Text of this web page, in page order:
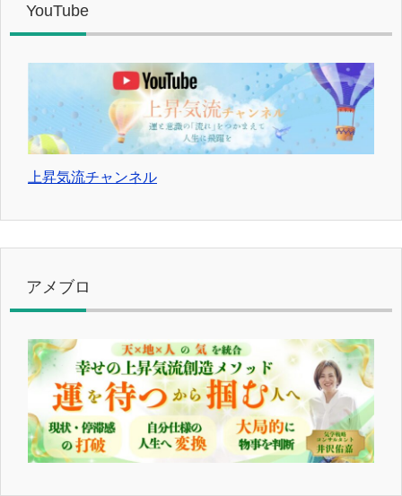
YouTube
上昇気流チャンネル
アメブロ